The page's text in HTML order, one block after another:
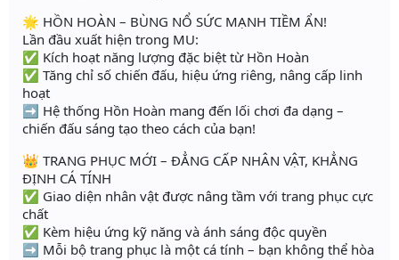
🌟 HỒN HOÀN – BÙNG NỔ SỨC MẠNH TIỀM ẨN!
Lần đầu xuất hiện trong MU:
✅ Kích hoạt năng lượng đặc biệt từ Hồn Hoàn
✅ Tăng chỉ số chiến đấu, hiệu ứng riêng, nâng cấp linh
hoạt
➡️ Hệ thống Hồn Hoàn mang đến lối chơi đa dạng –
chiến đấu sáng tạo theo cách của bạn!
👑 TRANG PHỤC MỚI – ĐẲNG CẤP NHÂN VẬT, KHẲNG
ĐỊNH CÁ TÍNH
✅ Giao diện nhân vật được nâng tầm với trang phục cực
chất
✅ Kèm hiệu ứng kỹ năng và ánh sáng độc quyền
➡️ Mỗi bộ trang phục là một cá tính – bạn không thể hòa